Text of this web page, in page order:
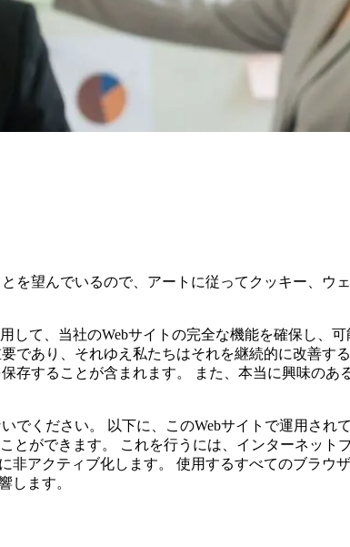
を望んでいるので、アートに従ってクッキー、ウ
して、当社のWebサイトの完全な機能を確保し、
であり、それゆえ私たちはそれを継続的に改善
存することが含まれます。 また、本当に興味の
でください。 以下に、このWebサイトで運用され
とができます。 これを行うには、インターネット
非アクティブ化します。 使用するすべてのブラ
します。